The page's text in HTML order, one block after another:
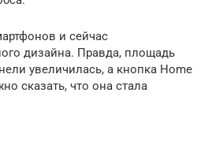
и сейчас
дизайна. Правда, площадь
увеличилась, а кнопка Home
сказать, что она стала